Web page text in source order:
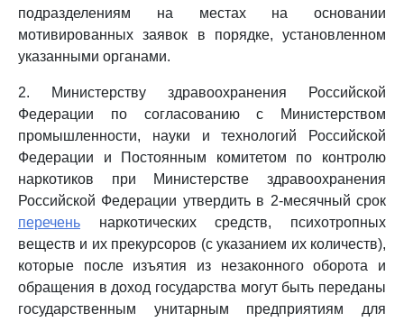
подразделениям на местах на основании
мотивированных заявок в порядке, установленном
указанными органами.
2. Министерству здравоохранения Российской
Федерации по согласованию с Министерством
промышленности, науки и технологий Российской
Федерации и Постоянным комитетом по контролю
наркотиков при Министерстве здравоохранения
Российской Федерации утвердить в 2-месячный срок
перечень наркотических средств, психотропных
веществ и их прекурсоров (с указанием их количеств),
которые после изъятия из незаконного оборота и
обращения в доход государства могут быть переданы
государственным унитарным предприятиям для